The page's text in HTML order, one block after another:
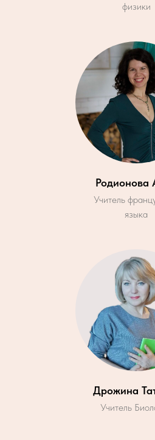
физики
Родионова
Учитель
языка
Дрожина
Учитель